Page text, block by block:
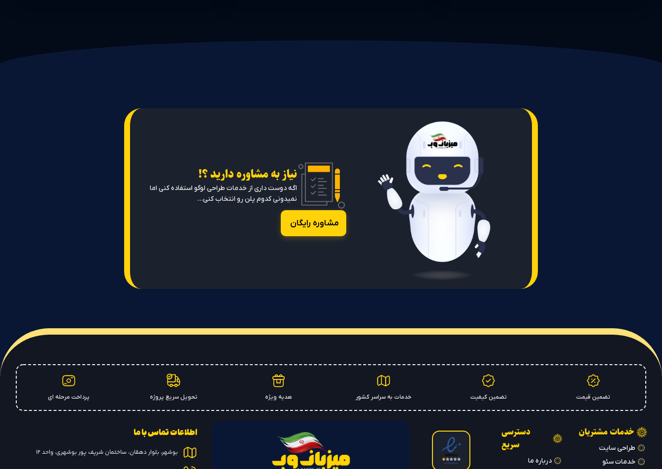
نیاز به مشاوره دارید ؟!
اگه دوست داری از خدمات طراحی لوگو استفاده کنی اما
نمیدونی کدوم پلن رو انتخاب کنی...
مشاوره رایگان
تضمین قیمت تضمین کیفیت خدمات به سراسر کشور هدیه ویژه تحویل سریع پروژه پرداخت مرحله ای
خدمات مشتریان
طراحی سایت
خدمات سئو
دسترسی
سریع
درباره ما
اطلاعات تماس با ما
بوشهر، بلوار دهقان، ساختمان شریف پور بوشهری، واحد 12